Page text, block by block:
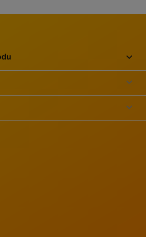
keyboard_arrow_down

